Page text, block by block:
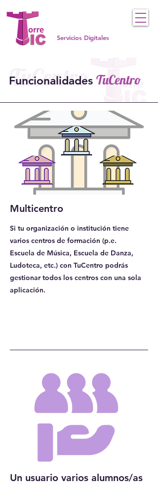
Servicios Digitales
Funcionalidades TuCentro
Multicentro
Si tu organización o institución tiene
varios centros de formación (p.e.
Escuela de Música, Escuela de Danza,
Ludoteca, etc.) con TuCentro podrás
gestionar todos los centros con una sola
aplicación.
Un usuario varios alumnos/as